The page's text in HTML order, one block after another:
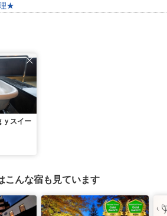
★
スイー
こんな宿も見ています